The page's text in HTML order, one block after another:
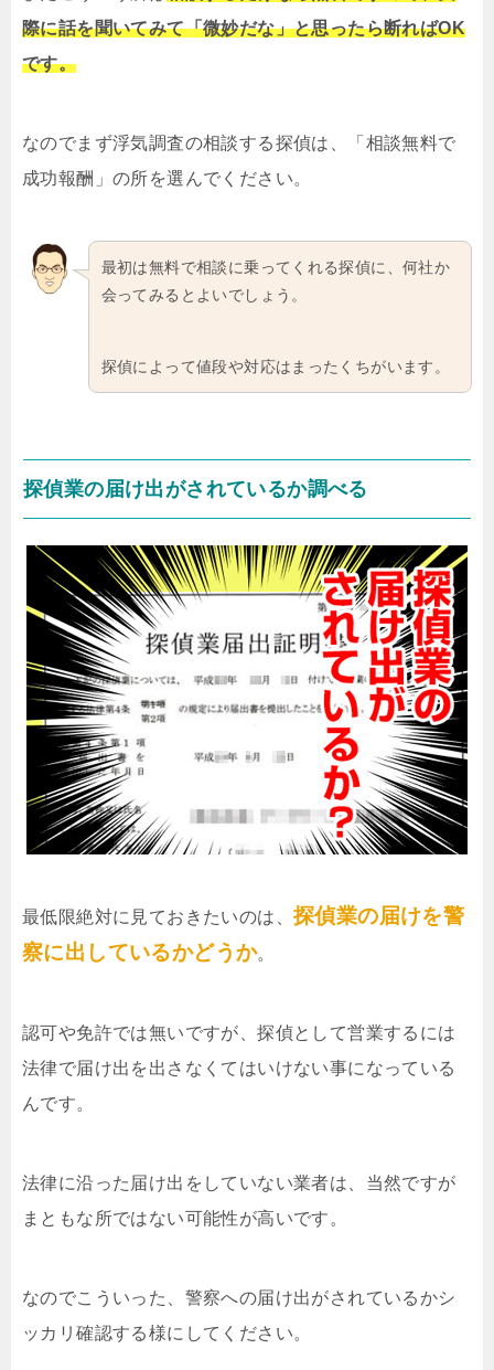
際に話を聞いてみて「微妙だな」と思ったら断ればOK
です。
なのでまず浮気調査の相談する探偵は、「相談無料で
成功報酬」の所を選んでください。
最初は無料で相談に乗ってくれる探偵に、何社か
会ってみるとよいでしょう。
探偵によって値段や対応はまったくちがいます。
探偵業の届け出がされているか調べる
最低限絶対に見ておきたいのは、 探偵業の届けを警
察に出しているかどうか。
認可や免許では無いですが、探偵として営業するには
法律で届け出を出さなくてはいけない事になっている
んです。
法律に沿った届け出をしていない業者は、当然ですが
まともな所ではない可能性が高いです。
なのでこういった、警察への届け出がされているかシ
ッカリ確認する様にしてください。